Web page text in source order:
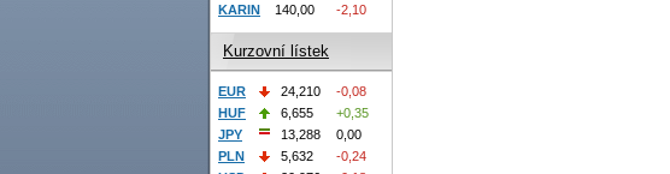
KARIN
140,00 -2,10
Kurzovní lístek
EUR 24,210
-0,08
HUF
6,655
+0,35
JPY
13,288
0,00
PLN
5,632
-0,24